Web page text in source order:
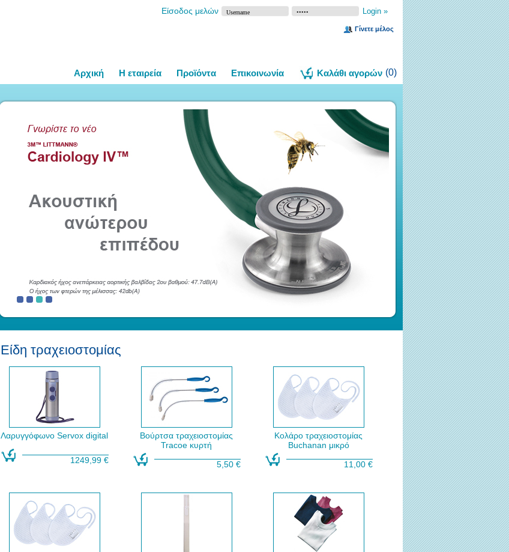
Είσοδος μελών
Γίνετε μέλος
Αρχική Η εταιρεία Προϊόντα Επικοινωνία Καλάθι αγορών (0)
Είδη τραχειοστομίας
Λαρυγγόφωνο Servox digital
1249,99 €
Βούρτσα τραχειοστομίας
Tracoe κυρτή
5,50 €
Κολάρο τραχειοστομίας
Buchanan μικρό
11,00 €